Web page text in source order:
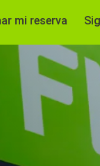
mi reserva